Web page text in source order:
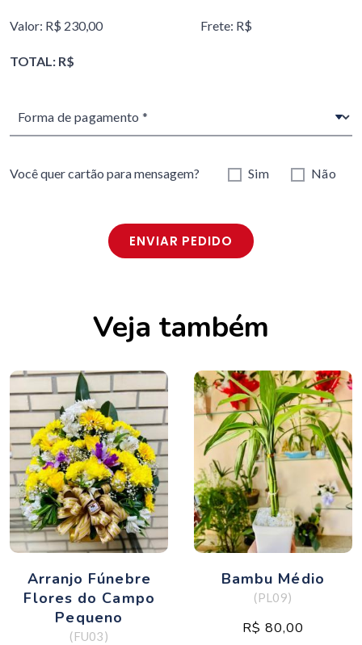
Valor: R$ 230,00 Frete: R$
TOTAL: R$
Você quer cartão para mensagem? Sim Não
ENVIAR PEDIDO
Veja também
Arranjo Fúnebre
Flores do Campo
Pequeno
(FU03)
Bambu Médio
(PL09)
R$ 80,00